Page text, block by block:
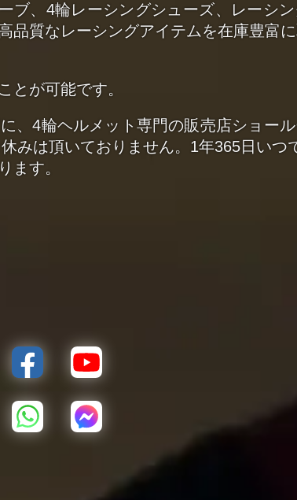
ブ、4輪レーシングシューズ、レーシ
品質なレーシングアイテムを在庫豊富
とが可能です。
、4輪ヘルメット専門の販売店ショール
みは頂いておりません。1年365日いつ
ます。